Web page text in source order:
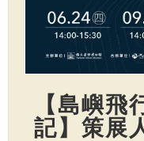
【島嶼飛
記】策展